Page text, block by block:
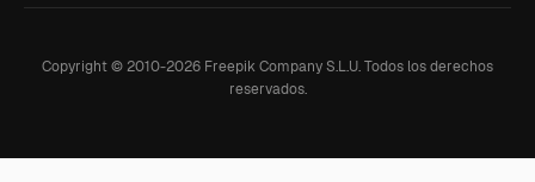
Copyright © 2010-2026 Freepik Company S.L.U.Todos los derechos
reservados.